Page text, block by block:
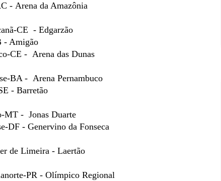
- Arena da Amazônia
CE - Edgarzão
- Amigão
CE - Arena das Dunas
BA - Arena Pernambuco
- Barretão
MT - Jonas Duarte
DF - Genervino da Fonseca
de Limeira - Laertão
PR - Olímpico Regional